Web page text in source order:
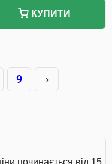
КУПИТИ
9 ›
починається від 15